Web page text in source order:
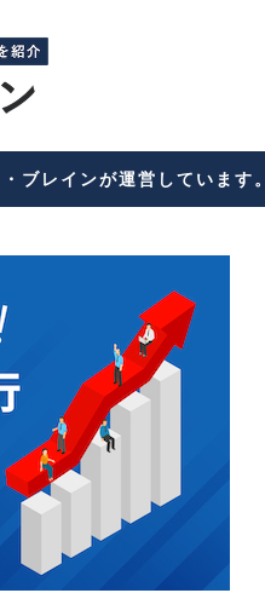
ブレインが運営しています。